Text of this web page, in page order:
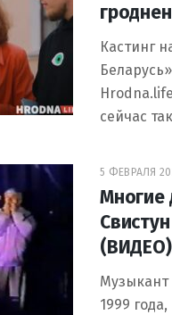
Кастинг
сейчас
5 ФЕВРАЛЯ
Многие
(ВИДЕО)
Музыкант
1999